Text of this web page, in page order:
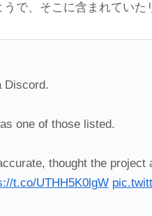
で、そこに含まれていた
Discord.
one of those listed.
thought the project
t.co/UTHH5K0lgW